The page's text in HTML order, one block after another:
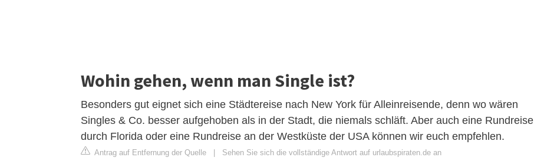
Wohin gehen, wenn man Single ist?
Besonders gut eignet sich eine Städtereise nach New York für Alleinreisende, denn wo wären
Singles & Co. besser aufgehoben als in der Stadt, die niemals schläft. Aber auch eine Rundreise
durch Florida oder eine Rundreise an der Westküste der USA können wir euch empfehlen.
Antrag auf Entfernung der Quelle Sehen Sie sich die vollständige Antwort auf urlaubspiraten.de an